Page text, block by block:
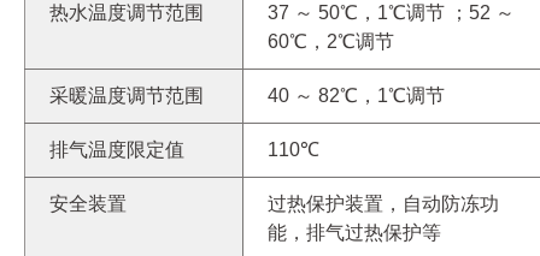
热水温度调节范围
37 ～ 50℃，1℃调节 ；52 ～
60℃，2℃调节
采暖温度调节范围 40 ～ 82℃，1℃调节
排气温度限定值 110℃
安全装置
过热保护装置，自动防冻功
能，排气过热保护等